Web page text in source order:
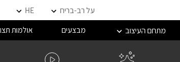
על רב-בריח HE
מתחם העיצוב מבצעים אולמות